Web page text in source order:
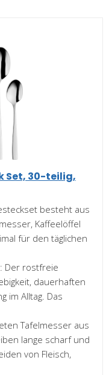
Set, 30-teilig,
besteht aus
Kaffeelöffel
für den täglichen
Der rostfreie
dauerhaften
im Alltag. Das
Tafelmesser aus
lange scharf und
von Fleisch,